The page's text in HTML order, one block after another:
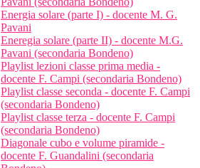
Energia solare (parte I) - docente M. G.
Pavani
Eneregia solare (parte II) - docente M.G.
Pavani (secondaria Bondeno)
Playlist lezioni classe prima media -
docente F. Campi (secondaria Bondeno)
Playlist classe seconda - docente F. Campi
(secondaria Bondeno)
Playlist classe terza - docente F. Campi
(secondaria Bondeno)
Diagonale cubo e volume piramide -
docente F. Guandalini (secondaria